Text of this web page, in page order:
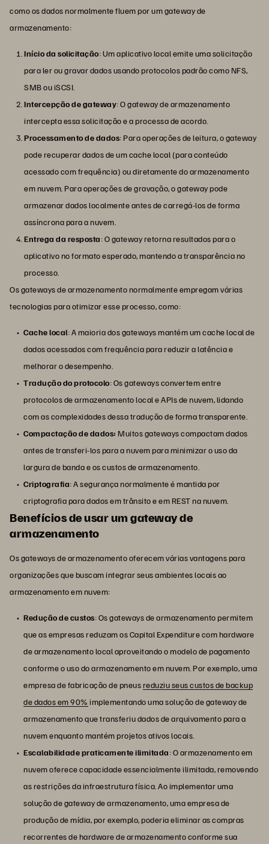
como os dados normalmente fluem por um gateway de
armazenamento:
Início da solicitação: Um aplicativo local emite uma solicitação
para ler ou gravar dados usando protocolos padrão como NFS,
SMB ou iSCSI.
Intercepção de gateway: O gateway de armazenamento
intercepta essa solicitação e a processa de acordo.
Processamento de dados: Para operações de leitura, o gateway
pode recuperar dados de um cache local (para conteúdo
acessado com frequência) ou diretamente do armazenamento
em nuvem. Para operações de gravação, o gateway pode
armazenar dados localmente antes de carregá-los de forma
assíncrona para a nuvem.
Entrega da resposta: O gateway retorna resultados para o
aplicativo no formato esperado, mantendo a transparência no
processo.
Os gateways de armazenamento normalmente empregam várias
tecnologias para otimizar esse processo, como:
Cache local: A maioria dos gateways mantém um cache local de
dados acessados com frequência para reduzir a latência e
melhorar o desempenho.
Tradução do protocolo: Os gateways convertem entre
protocolos de armazenamento local e APIs de nuvem, lidando
com as complexidades dessa tradução de forma transparente.
Compactação de dados: Muitos gateways compactam dados
antes de transferi-los para a nuvem para minimizar o uso da
largura de banda e os custos de armazenamento.
Criptografia: A segurança normalmente é mantida por
criptografiapara dados em trânsito e em REST na nuvem.
Benefícios de usar um gateway de
armazenamento
Os gateways de armazenamento oferecem várias vantagens para
organizações que buscam integrar seus ambientes locais ao
armazenamento em nuvem:
Redução de custos: Os gateways de armazenamento permitem
que as empresas reduzam os Capital Expenditure com hardware
de armazenamento local aproveitando o modelo de pagamento
conforme o uso do armazenamento em nuvem. Por exemplo, uma
empresa de fabricação de pneusreduziu seus custos de backup
de dados em 90% implementando uma solução de gateway de
armazenamento que transferiu dados de arquivamento para a
nuvem enquanto mantém projetos ativos locais.
Escalabilidade praticamente ilimitada: O armazenamento em
nuvem oferece capacidade essencialmente ilimitada, removendo
as restrições da infraestrutura física. Ao implementar uma
solução de gateway de armazenamento, uma empresa de
produção de mídia, por exemplo, poderia eliminar as compras
recorrentes de hardware de armazenamento conforme sua